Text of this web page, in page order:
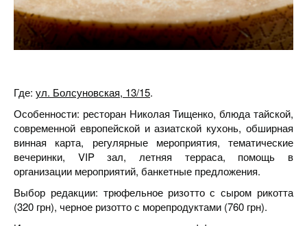
Где: ул. Болсуновская, 13/15.
Особенности: ресторан Николая Тищенко, блюда тайской,
современной европейской и азиатской кухонь, обширная
винная карта, регулярные мероприятия, тематические
вечеринки, VIP зал, летняя терраса, помощь в
организации мероприятий, банкетные предложения.
Выбор редакции: трюфельное ризотто с сыром рикотта
(320 грн), черное ризотто с морепродуктами (760 грн).